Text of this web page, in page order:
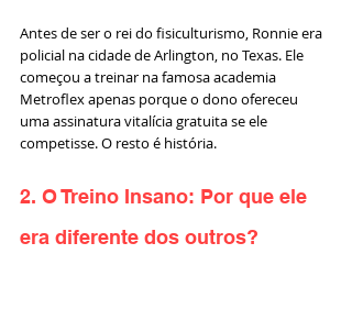
Antes de ser o rei do fisiculturismo, Ronnie era
policial na cidade de Arlington, no Texas. Ele
começou a treinar na famosa academia
Metroflex apenas porque o dono ofereceu
uma assinatura vitalícia gratuita se ele
competisse. O resto é história.
2. O Treino Insano: Por que ele
era diferente dos outros?